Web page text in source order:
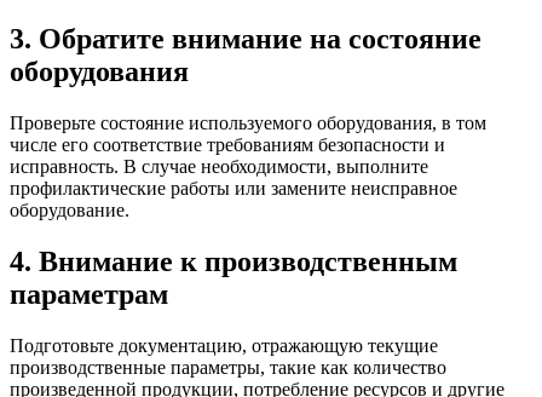
3. Обратите внимание на состояние
оборудования
Проверьте состояние используемого оборудования, в том
числе его соответствие требованиям безопасности и
исправность. В случае необходимости, выполните
профилактические работы или замените неисправное
оборудование.
4. Внимание к производственным
параметрам
Подготовьте документацию, отражающую текущие
производственные параметры, такие как количество
произведенной продукции, потребление ресурсов и другие